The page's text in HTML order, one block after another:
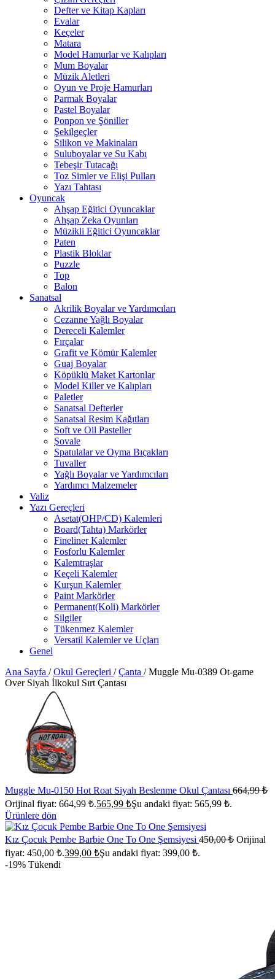
Defter ve Kitap Kapları
Evalar
Keçeler
Matara
Model Hamurlar ve Kalıpları
Mum Boyalar
Müzik Aletleri
Oyun ve Proje Hamurları
Parmak Boyalar
Pastel Boyalar
Ponpon ve Şöniller
Şekilgeçler
Silikon ve Makinaları
Suluboyalar ve Su Kabı
Tebeşir Tutacağı
Toz Simler ve Elişi Pulları
Yazı Tahtası
Oyuncak
Ahşap Eğitici Oyuncaklar
Ahşap Zeka Oyunları
Müzikli Eğitici Oyuncaklar
Paten
Plastik Bloklar
Puzzle
Top
Balon
Sanatsal
Akrilik Boyalar ve Yardımcıları
Cezanne Yağlı Boyalar
Dereceli Kalemler
Fırçalar
Grafit ve Kömür Kalemler
Guaj Boyalar
Köpüklü Maket Kartonlar
Model Killer ve Kalıpları
Paletler
Sanatsal Defterler
Sanatsal Resim Kağıtları
Soft ve Oil Pasteller
Şovale
Spatulalar ve Oyma Bıçakları
Tuvaller
Yağlı Boyalar ve Yardımcıları
Yardımcı Malzemeler
Valiz
Yazı Gereçleri
Asetat(OHP/CD) Kalemleri
Board(Tahta) Markörler
Fineliner Kalemler
Fosforlu Kalemler
Kalemtraşlar
Keçeli Kalemler
Kurşun Kalemler
Paint Markörler
Permanent(Koli) Markörler
Silgiler
Tükenmez Kalemler
Versatil Kalemler ve Uçları
Genel
Ana Sayfa / Okul Gereçleri / Çanta / Muggle Mu-0389 Ot-game
Over Siyah İlkokul Sırt Çantası
Muggle Mu-0150 Hot Roat Siyah Beslenme Okul Çantası 664,99₺
Orijinal fiyat: 664,99 ₺.565,99 ₺Şu andaki fiyat: 565,99 ₺.
Ürünlere dön
Kız Çocuk Pembe Barbie One To One Şemsiyesi 450,00₺ Orijinal
fiyat: 450,00 ₺.399,00 ₺Şu andaki fiyat: 399,00 ₺.
-19% Tükendi